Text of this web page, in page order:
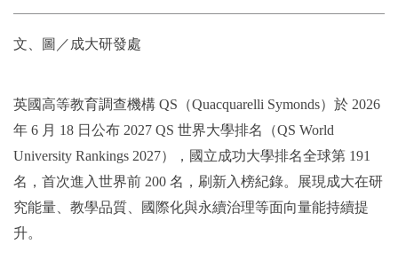
文、圖／成大研發處
英國高等教育調查機構 QS（Quacquarelli Symonds）於 2026
年 6 月 18 日公布 2027 QS 世界大學排名（QS World
University Rankings 2027），國立成功大學排名全球第 191
名，首次進入世界前 200 名，刷新入榜紀錄。展現成大在研
究能量、教學品質、國際化與永續治理等面向量能持續提
升。